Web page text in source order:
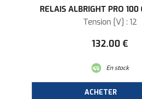
RELAIS ALBRIGHT PRO 100
Tension [V] : 12
132.00 €
En stock